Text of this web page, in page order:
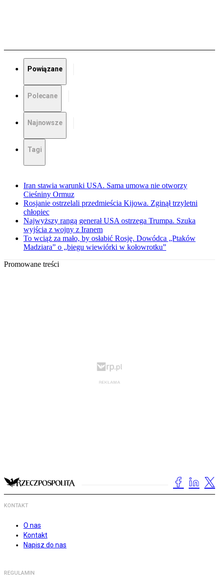
Powiązane
Polecane
Najnowsze
Tagi
Iran stawia warunki USA. Sama umowa nie otworzy
Cieśniny Ormuz
Rosjanie ostrzelali przedmieścia Kijowa. Zginął trzyletni
chłopiec
Najwyższy rangą generał USA ostrzega Trumpa. Szuka
wyjścia z wojny z Iranem
To wciąż za mało, by osłabić Rosję. Dowódca „Ptaków
Madziara” o „biegu wiewiórki w kołowrotku”
Promowane treści
KONTAKT
O nas
Kontakt
Napisz do nas
REGULAMIN